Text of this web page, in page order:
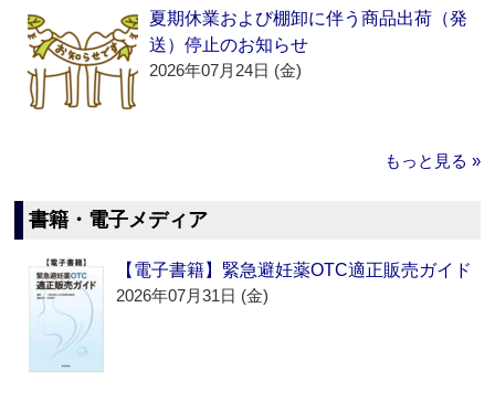
夏期休業および棚卸に伴う商品出荷（発
送）停止のお知らせ
2026年07月24日 (金)
もっと見る »
書籍・電子メディア
【電子書籍】緊急避妊薬OTC適正販売ガイド
2026年07月31日 (金)